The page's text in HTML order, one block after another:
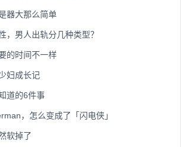
器大那么简单
，男人出轨分几种类型？
的时间不一样
妇成长记
道的6件事
，怎么变成了「闪电侠」
软掉了